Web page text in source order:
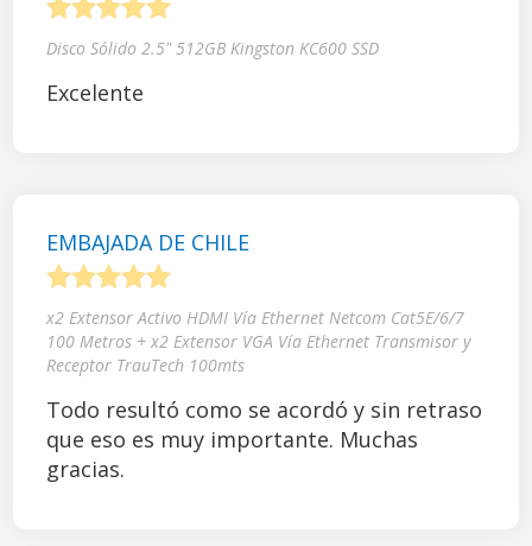
Disco Sólido 2.5" 512GB Kingston KC600 SSD
Excelente
EMBAJADA DE CHILE
x2 Extensor Activo HDMI Vía Ethernet Netcom Cat5E/6/7
100 Metros + x2 Extensor VGA Vía Ethernet Transmisor y
Receptor TrauTech 100mts
Todo resultó como se acordó y sin retraso
que eso es muy importante. Muchas
gracias.